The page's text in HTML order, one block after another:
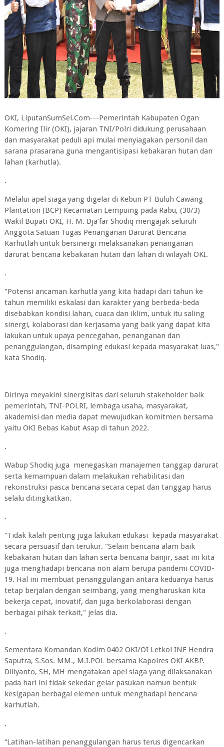
OKI, LiputanSumSel.Com---Pemerintah Kabupaten Ogan
Komering Ilir (OKI), jajaran TNI/Polri didukung perusahaan
dan masyarakat peduli api mulai menyiagakan personil dan
sarana prasarana guna mengantisipasi kebakaran hutan dan
lahan (karhutla).
.
Melalui apel siaga yang digelar di Kebun PT Buluh Cawang
Plantation (BCP) Kecamatan Lempuing pada Rabu, (30/3)
Wakil Bupati OKI, H. M. Dja’far Shodiq mengajak seluruh
Anggota Satuan Tugas Penanganan Darurat Bencana
Karhutlah untuk bersinergi melaksanakan penanganan
darurat bencana kebakaran hutan dan lahan di wilayah OKI.
.
"Potensi ancaman karhutla yang kita hadapi dari tahun ke
tahun memiliki eskalasi dan karakter yang berbeda-beda
disebabkan kondisi lahan, cuaca dan iklim, untuk itu saling
sinergi, kolaborasi dan kerjasama yang baik yang dapat kita
lakukan untuk upaya pencegahan, penanganan dan
penanggulangan, disamping edukasi kepada masyarakat luas,"
kata Shodiq.
Dirinya meyakini sinergisitas dari seluruh stakeholder baik
pemerintah, TNI-POLRI, lembaga usaha, masyarakat,
akademisi dan media dapat mewujudkan komitmen bersama
yaitu OKI Bebas Kabut Asap di tahun 2022.
.
Wabup Shodiq juga menegaskan manajemen tanggap darurat
serta kemampuan dalam melakukan rehabilitasi dan
rekonstruksi pasca bencana secara cepat dan tanggap harus
selalu ditingkatkan.
.
“Tidak kalah penting juga lakukan edukasi kepada masyarakat
secara persuasif dan terukur. "Selain bencana alam baik
kebakaran hutan dan lahan serta bencana banjir, saat ini kita
juga menghadapi bencana non alam berupa pandemi COVID-
19. Hal ini membuat penanggulangan antara keduanya harus
tetap berjalan dengan seimbang, yang mengharuskan kita
bekerja cepat, inovatif, dan juga berkolaborasi dengan
berbagai pihak terkait," jelas dia.
.
Sementara Komandan Kodim 0402 OKI/OI Letkol INF Hendra
Saputra, S.Sos. MM., M.I.POL bersama Kapolres OKI AKBP.
Diliyanto, SH, MH mengatakan apel siaga yang dilaksanakan
pada hari ini tidak sekedar gelar pasukan namun bentuk
kesigapan berbagai elemen untuk menghadapi bencana
karhutlah.
.
“Latihan-latihan penanggulangan harus terus digencarkan